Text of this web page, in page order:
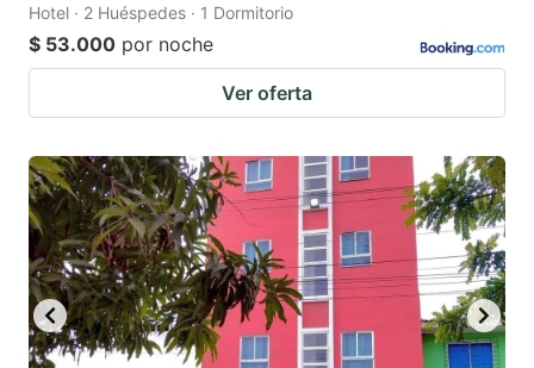
Hotel · 2 Huéspedes · 1 Dormitorio
$ 53.000 por noche
Ver oferta